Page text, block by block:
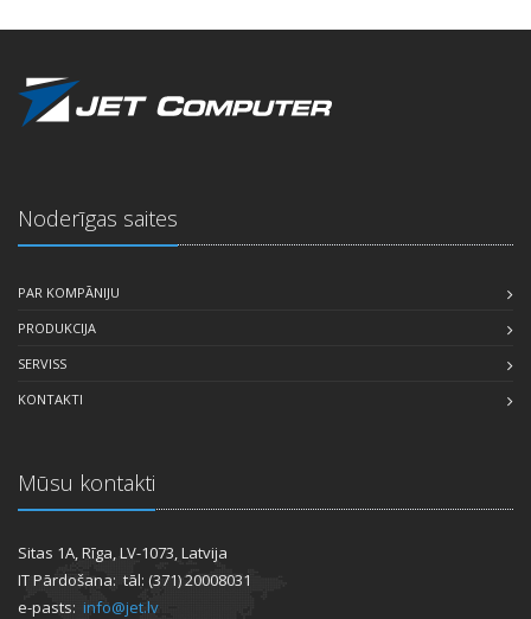
Noderīgas saites
PAR KOMPĀNIJU
PRODUKCIJA
SERVISS
KONTAKTI
Mūsu kontakti
Sitas 1A, Rīga, LV-1073, Latvija
IT Pārdošana: tāl: (371) 20008031
e-pasts: info@jet.lv